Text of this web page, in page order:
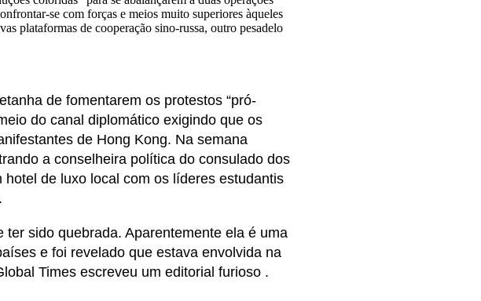
se com forças e meios muito superiores àqueles
plataformas de cooperação sino-russa, outro pesadelo
de fomentarem os protestos “pró-
do canal diplomático exigindo que os
de Hong Kong. Na semana
a conselheira política do consulado dos
de luxo local com os líderes estudantis
sido quebrada. Aparentemente ela é uma
e foi revelado que estava envolvida na
Times escreveu um editorial furioso .